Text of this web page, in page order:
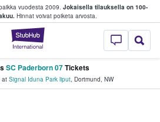
vuodesta 2009. Jokaisella tilauksella on 100-
Hinnat voivat poiketa arvosta.
StubHub -
lippuja
SC Paderborn 07Tickets
at Signal Iduna Park liput, Dortmund, NW